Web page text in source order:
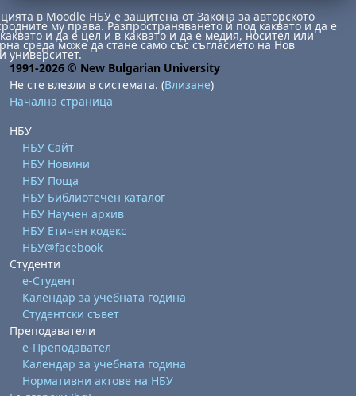
в Moodle НБУ е защитена от Закона за авторското
му права. Разпространяването й под каквато и да е
и да е цел и в каквато и да е медия, носител или
среда може да стане само със съгласието на Нов
университет.
1991-2026 © New Bulgarian University
Не сте влезли в системата. (Влизане)
Начална страница
НБУ
НБУ Сайт
НБУ Новини
НБУ Поща
НБУ Библиотечен каталог
НБУ Научен архив
НБУ Етичен кодекс
НБУ@facebook
Студенти
е-Студент
Календар за учебната година
Студентски съвет
Преподаватели
е-Преподавател
Календар за учебната година
Нормативни актове на НБУ